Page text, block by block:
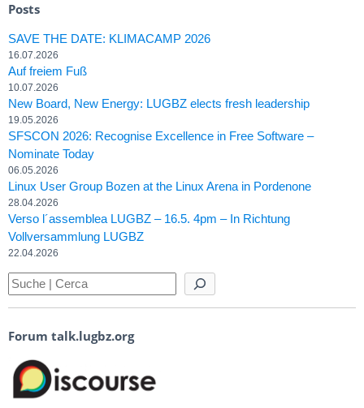
Posts
SAVE THE DATE: KLIMACAMP 2026
16.07.2026
Auf freiem Fuß
10.07.2026
New Board, New Energy: LUGBZ elects fresh leadership
19.05.2026
SFSCON 2026: Recognise Excellence in Free Software –
Nominate Today
06.05.2026
Linux User Group Bozen at the Linux Arena in Pordenone
28.04.2026
Verso l´assemblea LUGBZ – 16.5. 4pm – In Richtung
Vollversammlung LUGBZ
22.04.2026
Forum talk.lugbz.org